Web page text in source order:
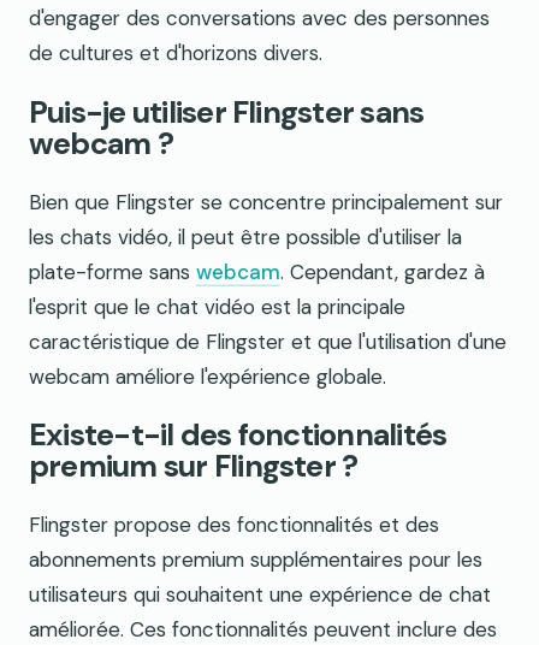
d'engager des conversations avec des personnes
de cultures et d'horizons divers.
Puis-je utiliser Flingster sans
webcam ?
Bien que Flingster se concentre principalement sur
les chats vidéo, il peut être possible d'utiliser la
plate-forme sans webcam. Cependant, gardez à
l'esprit que le chat vidéo est la principale
caractéristique de Flingster et que l'utilisation d'une
webcam améliore l'expérience globale.
Existe-t-il des fonctionnalités
premium sur Flingster ?
Flingster propose des fonctionnalités et des
abonnements premium supplémentaires pour les
utilisateurs qui souhaitent une expérience de chat
améliorée. Ces fonctionnalités peuvent inclure des